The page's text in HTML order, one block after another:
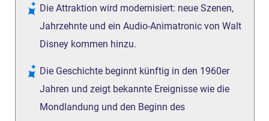
Die Attraktion wird modernisiert: neue Szenen,
Jahrzehnte und ein Audio-Animatronic von Walt
Disney kommen hinzu.
Die Geschichte beginnt künftig in den 1960er
Jahren und zeigt bekannte Ereignisse wie die
Mondlandung und den Beginn des